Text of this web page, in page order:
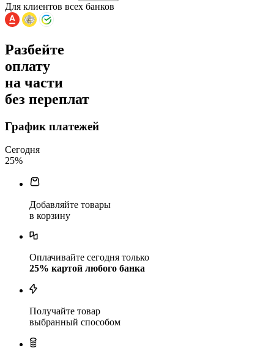
Для клиентов всех банков
Разбейте
оплату
на части
без переплат
График платежей
Сегодня
25%
Добавляйте товары
в корзину
Оплачивайте сегодня только
25% картой любого банка
Получайте товар
выбранный способом